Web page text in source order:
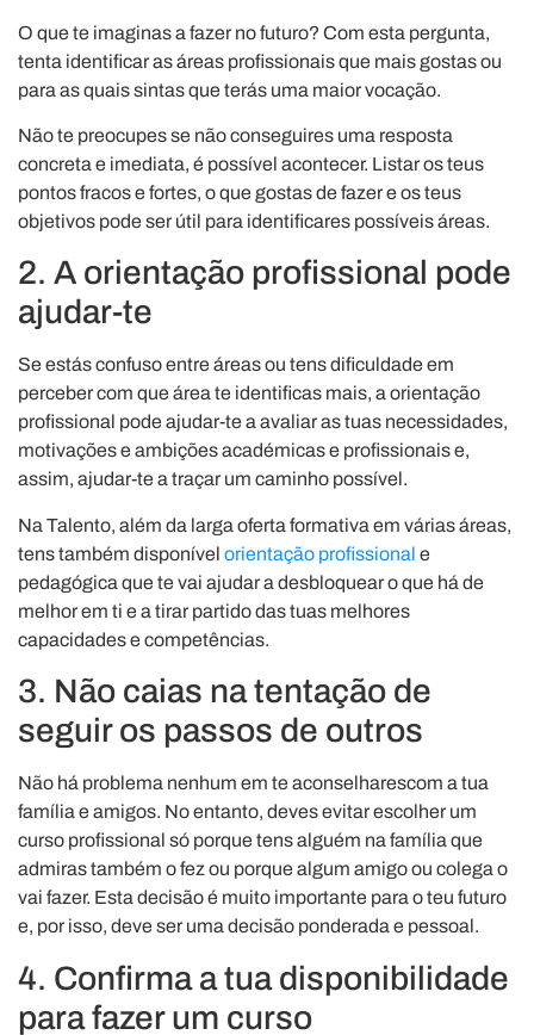
O que te imaginas a fazer no futuro? Com esta pergunta,
tenta identificar as áreas profissionais que mais gostas ou
para as quais sintas que terás uma maior vocação.
Não te preocupes se não conseguires uma resposta
concreta e imediata, é possível acontecer. Listar os teus
pontos fracos e fortes, o que gostas de fazer e os teus
objetivos pode ser útil para identificares possíveis áreas.
2. A orientação profissional pode
ajudar-te
Se estás confuso entre áreas ou tens dificuldade em
perceber com que área te identificas mais, a orientação
profissional pode ajudar-te a avaliar as tuas necessidades,
motivações e ambições académicas e profissionais e,
assim, ajudar-te a traçar um caminho possível.
Na Talento, além da larga oferta formativa em várias áreas,
tens também disponível orientação profissional e
pedagógica que te vai ajudar a desbloquear o que há de
melhor em ti e a tirar partido das tuas melhores
capacidades e competências.
3. Não caias na tentação de
seguir os passos de outros
Não há problema nenhum em te aconselharescom a tua
família e amigos. No entanto, deves evitar escolher um
curso profissional só porque tens alguém na família que
admiras também o fez ou porque algum amigo ou colega o
vai fazer. Esta decisão é muito importante para o teu futuro
e, por isso, deve ser uma decisão ponderada e pessoal.
4. Confirma a tua disponibilidade
para fazer um curso